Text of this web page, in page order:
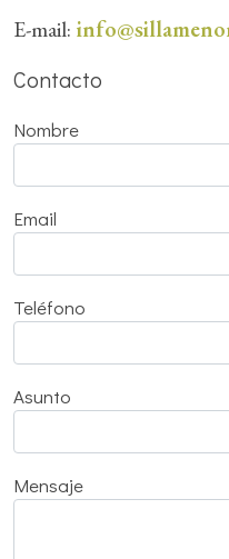
E-mail:
Contacto
Nombre
Email
Teléfono
Asunto
Mensaje